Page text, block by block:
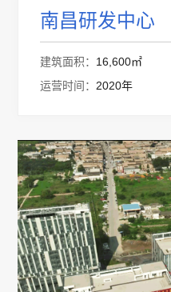
南昌研发中心
建筑面积： 16,600㎡
运营时间： 2020年